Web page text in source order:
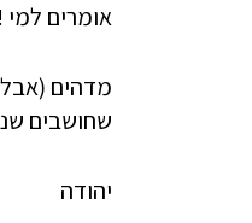
אומרים למי
מדהים
שחושבים
יהודה